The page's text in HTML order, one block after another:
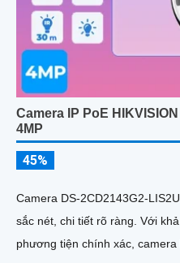
Camera IP PoE
4MP
45%
Camera DS-2CD2143G2-
sắc nét, chi tiết rõ ràng. Với khả năng phân biệt người và
phương tiện chính xác,